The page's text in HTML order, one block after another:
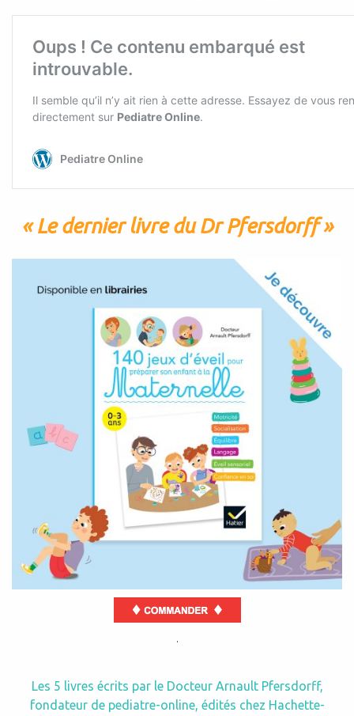
« Le dernier livre du Dr Pfersdorff »
.
Les 5 livres écrits par le Docteur Arnault Pfersdorff,
fondateur de pediatre-online, édités chez Hachette-